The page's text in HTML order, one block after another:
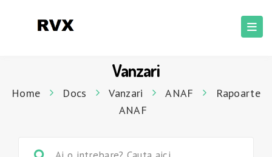
Vanzari
Home Docs Vanzari ANAF
Rapoarte
ANAF